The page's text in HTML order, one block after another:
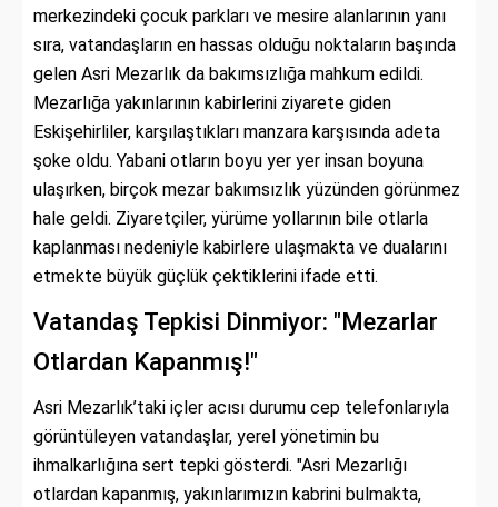
merkezindeki çocuk parkları ve mesire alanlarının yanı
sıra, vatandaşların en hassas olduğu noktaların başında
gelen Asri Mezarlık da bakımsızlığa mahkum edildi.
Mezarlığa yakınlarının kabirlerini ziyarete giden
Eskişehirliler, karşılaştıkları manzara karşısında adeta
şoke oldu. Yabani otların boyu yer yer insan boyuna
ulaşırken, birçok mezar bakımsızlık yüzünden görünmez
hale geldi. Ziyaretçiler, yürüme yollarının bile otlarla
kaplanması nedeniyle kabirlere ulaşmakta ve dualarını
etmekte büyük güçlük çektiklerini ifade etti.
Vatandaş Tepkisi Dinmiyor: "Mezarlar
Otlardan Kapanmış!"
Asri Mezarlık’taki içler acısı durumu cep telefonlarıyla
görüntüleyen vatandaşlar, yerel yönetimin bu
ihmalkarlığına sert tepki gösterdi. "Asri Mezarlığı
otlardan kapanmış, yakınlarımızın kabrini bulmakta,